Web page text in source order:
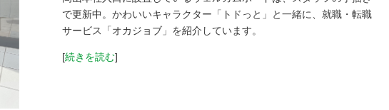
で更新中。かわいいキャラクター「トドっと」と一緒に、就職・転職
サービス「オカジョブ」を紹介しています。
[続きを読む]